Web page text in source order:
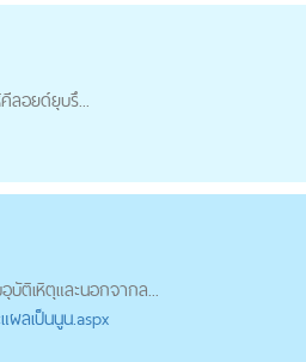
ลอยด์ยุบรึ...
ติเหิตุและนอกจากล...
ผลเป็นนูน.aspx